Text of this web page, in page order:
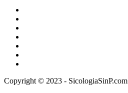
Copyright © 2023 - SicologiaSinP.com